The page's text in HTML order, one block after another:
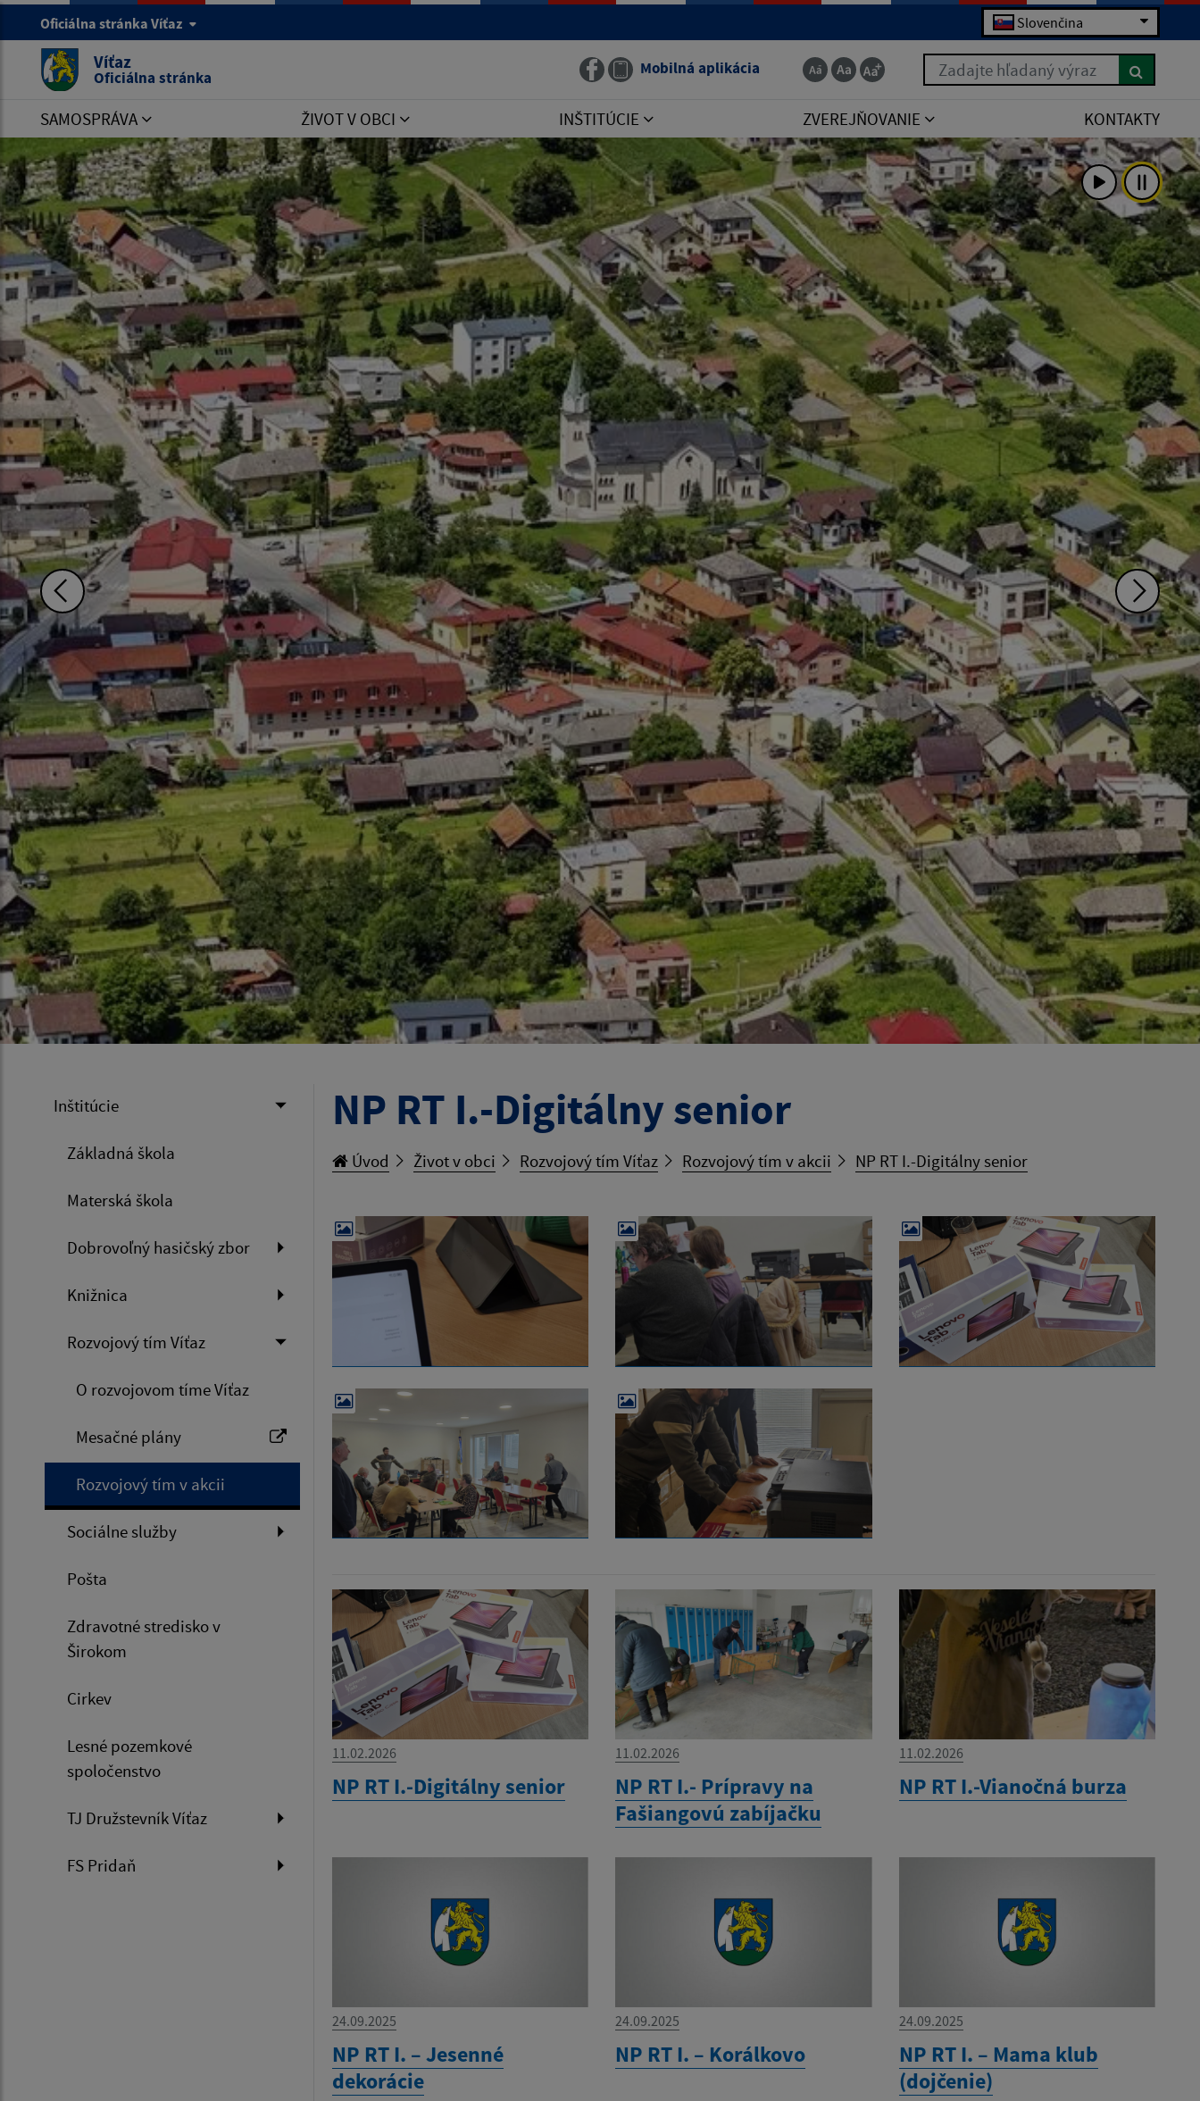
Oficiálna stránka Víťaz Slovenčina
Víťaz
Oficiálna stránka Mobilná aplikácia Zadajte hľadaný výraz
SAMOSPRÁVA ŽIVOT V OBCI INŠTITÚCIE ZVEREJŇOVANIE KONTAKTY
Inštitúcie
Základná škola
Materská škola
Dobrovoľný hasičský zbor
Knižnica
Rozvojový tím Víťaz
O rozvojovom tíme Víťaz
Mesačné plány
Rozvojový tím v akcii
Sociálne služby
Pošta
Zdravotné stredisko v
Širokom
Cirkev
Lesné pozemkové
spoločenstvo
TJ Družstevník Víťaz
FS Pridaň
NP RT I.-Digitálny senior
Úvod Život v obci Rozvojový tím Víťaz Rozvojový tím v akcii NP RT I.-Digitálny senior
11.02.2026
NP RT I.-Digitálny senior
11.02.2026
NP RT I.- Prípravy na
Fašiangovú zabíjačku
11.02.2026
NP RT I.-Vianočná burza
24.09.2025
NP RT I. – Jesenné
dekorácie
24.09.2025
NP RT I. – Korálkovo
24.09.2025
NP RT I. – Mama klub
(dojčenie)